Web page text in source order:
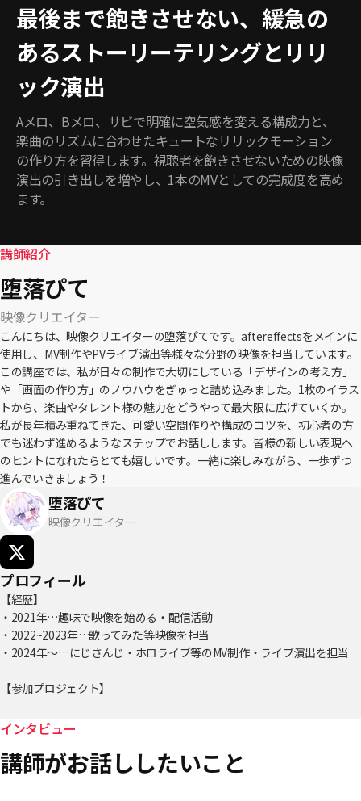
最後まで飽きさせない、緩急の
あるストーリーテリングとリリ
ック演出
Aメロ、Bメロ、サビで明確に空気感を変える構成力と、
楽曲のリズムに合わせたキュートなリリックモーション
の作り方を習得します。視聴者を飽きさせないための映像
演出の引き出しを増やし、1本のMVとしての完成度を高め
ます。
講師紹介
堕落ぴて
映像クリエイター
こんにちは、映像クリエイターの堕落ぴてです。aftereffectsをメインに
使用し、MV制作やPVライブ演出等様々な分野の映像を担当しています。
この講座では、私が日々の制作で大切にしている「デザインの考え方」
や「画面の作り方」のノウハウをぎゅっと詰め込みました。1枚のイラス
トから、楽曲やタレント様の魅力をどうやって最大限に広げていくか。
私が長年積み重ねてきた、可愛い空間作りや構成のコツを、初心者の方
でも迷わず進めるようなステップでお話しします。皆様の新しい表現へ
のヒントになれたらとても嬉しいです。一緒に楽しみながら、一歩ずつ
進んでいきましょう！
堕落ぴて
映像クリエイター
プロフィール
【経歴】
・2021年…趣味で映像を始める・配信活動
・2022~2023年…歌ってみた等映像を担当
・2024年～…にじさんじ・ホロライブ等のMV制作・ライブ演出を担当
【参加プロジェクト】
ョリ感
・2025 「ラプラス・ダークネス×赤見かるび 」MV / ガチャガチャきゅ
～と・ふぃぎゅ@メイト
インタビュー
講師がお話ししたいこと